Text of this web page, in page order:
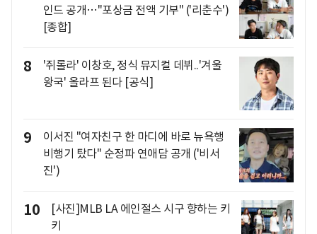
인드 공개…"포상금 전액 기부" ('리춘수')
[종합]
8
'쥐롤라' 이창호, 정식 뮤지컬 데뷔..'겨울
왕국' 올라프 된다 [공식]
9
이서진 "여자친구 한 마디에 바로 뉴욕행
비행기 탔다" 순정파 연애담 공개 ('비서
진')
10
[사진]MLB LA 에인절스 시구 향하는 키
키